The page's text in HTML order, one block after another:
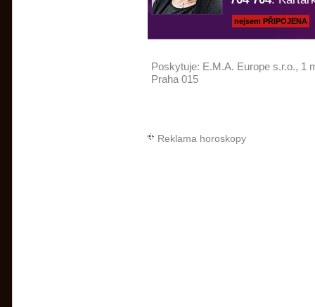
nejsem PŘIPOJENA
Poskytuje: E.M.A. Europe s.r.o., 1
Praha 015
Reklama horoskopy